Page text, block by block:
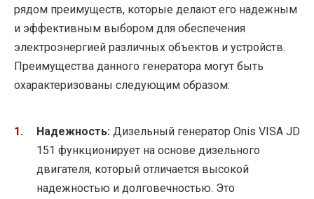
рядом преимуществ, которые делают его надежным
и эффективным выбором для обеспечения
электроэнергией различных объектов и устройств.
Преимущества данного генератора могут быть
охарактеризованы следующим образом:
Надежность: Дизельный генератор Onis VISA JD
151 функционирует на основе дизельного
двигателя, который отличается высокой
надежностью и долговечностью. Это